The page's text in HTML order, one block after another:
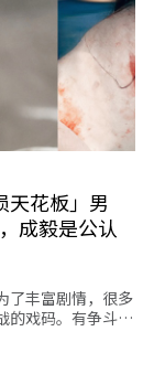
天花板」男
成毅是公认
了丰富剧情，很多
的戏码。有争斗…